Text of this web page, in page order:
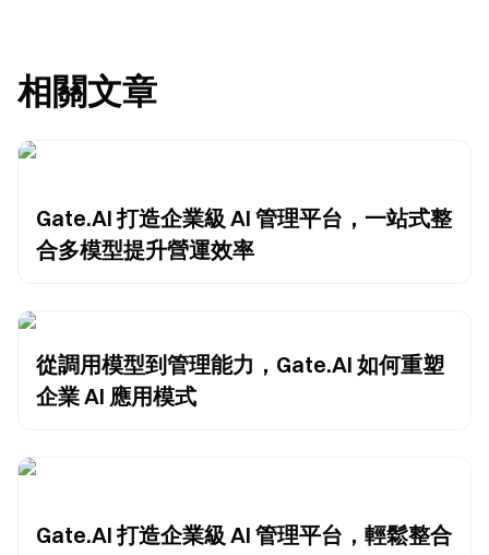
相關文章
Gate.AI 打造企業級 AI 管理平台，一站式整
合多模型提升營運效率
從調用模型到管理能力，Gate.AI 如何重塑
企業 AI 應用模式
Gate.AI 打造企業級 AI 管理平台，輕鬆整合